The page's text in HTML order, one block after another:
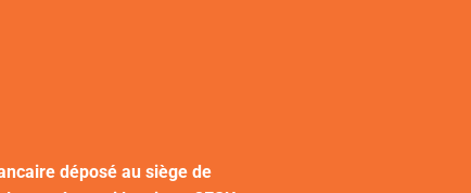
déposé au siège de